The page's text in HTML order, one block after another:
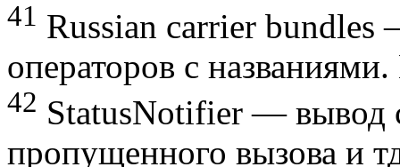
41 Russian carrier bundles
операторов с
42 StatusNotifier — вывод
пропущенного вызова и